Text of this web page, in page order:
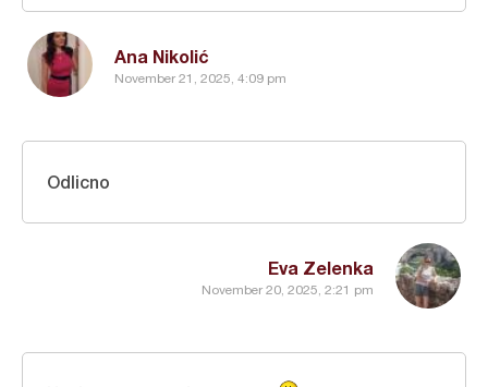
Ana Nikolić
November 21, 2025, 4:09 pm
Eva Zelenka
November 20, 2025, 2:21 pm
Odlicno